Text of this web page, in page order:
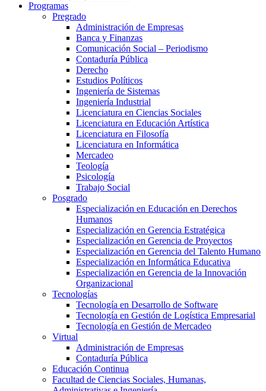
Programas
Pregrado
Administración de Empresas
Banca y Finanzas
Comunicación Social – Periodismo
Contaduría Pública
Derecho
Estudios Políticos
Ingeniería de Sistemas
Ingeniería Industrial
Licenciatura en Ciencias Sociales
Licenciatura en Educación Artística
Licenciatura en Filosofía
Licenciatura en Informática
Mercadeo
Teología
Psicología
Trabajo Social
Posgrado
Especialización en Educación en Derechos
Humanos
Especialización en Gerencia Estratégica
Especialización en Gerencia de Proyectos
Especialización en Gerencia del Talento Humano
Especialización en Informática Educativa
Especialización en Gerencia de la Innovación
Organizacional
Tecnologías
Tecnología en Desarrollo de Software
Tecnología en Gestión de Logística Empresarial
Tecnología en Gestión de Mercadeo
Virtual
Administración de Empresas
Contaduría Pública
Educación Continua
Facultad de Ciencias Sociales, Humanas,